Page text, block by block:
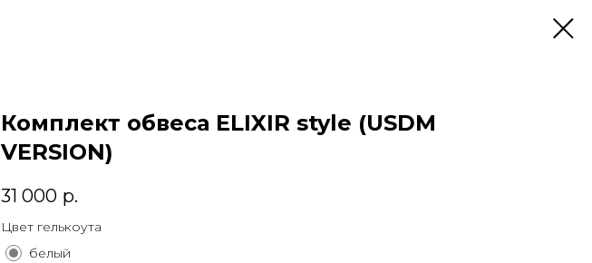
Комплект обвеса ELIXIR style (USDM
VERSION)
31 000 р.
Цвет гелькоута
белый